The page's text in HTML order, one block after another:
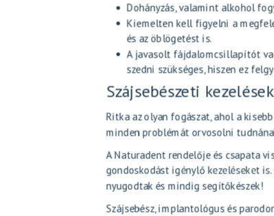
Dohányzás, valamint alkohol
Kiemelten kell figyelni a
és az öblögetést is.
A javasolt fájdalomcsillapítót
szedni szükséges, hiszen ez
Szájsebészeti
Ritka az olyan fogászat, ahol a
minden problémát orvosolni
A Naturadent rendelője és csapata
gondoskodást igénylő kezeléseket
nyugodtak és mindig segítőkészek!
Szájsebész, implantológus és